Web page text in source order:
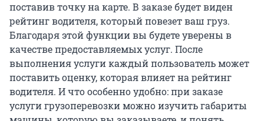
поставив точку на карте. В заказе будет виден
рейтинг водителя, который повезет ваш груз.
Благодаря этой функции вы будете уверены в
качестве предоставляемых услуг. После
выполнения услуги каждый пользователь может
поставить оценку, которая влияет на рейтинг
водителя. И что особенно удобно: при заказе
услуги грузоперевозки можно изучить габариты